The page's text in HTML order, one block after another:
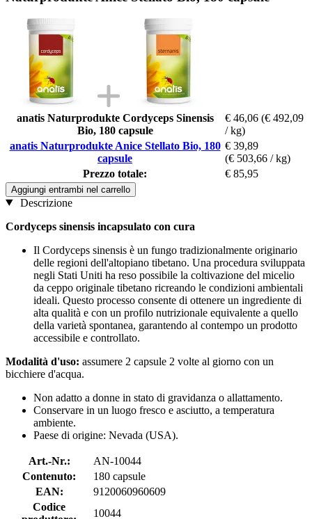
anatis Naturprodukte Cordyceps Sinensis
Bio, 180 capsule
€ 46,06 (€ 492,09
/ kg)
anatis Naturprodukte Anice Stellato Bio, 180
capsule
€ 39,89
(€ 503,66 / kg)
Prezzo totale:
€ 85,95
Aggiungi entrambi nel carrello
Descrizione
Cordyceps sinensis incapsulato con cura
Il Cordyceps sinensis è un fungo tradizionalmente originario
delle regioni dell'altopiano tibetano. Una procedura sviluppata
negli Stati Uniti ha reso possibile la coltivazione del micelio
da ceppo originale tibetano ricreando le condizioni ambientali
ideali. Questo processo consente di ottenere un ingrediente di
alta qualità e con un profilo nutrizionale equivalente a quello
della varietà spontanea, garantendo al contempo un prodotto
accessibile e controllato.
Modalità d'uso: assumere 2 capsule 2 volte al giorno con un
bicchiere d'acqua.
Non adatto a donne in stato di gravidanza o allattamento.
Conservare in un luogo fresco e asciutto, a temperatura
ambiente.
Paese di origine: Nevada (USA).
Art.-Nr.:
AN-10044
Contenuto:
180 capsule
EAN:
9120060960609
Codice
10044